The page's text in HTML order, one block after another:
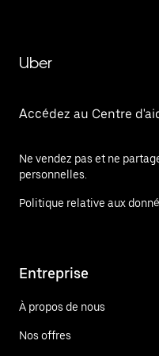
Uber
Accédez au Centre
Ne vendez pas et ne
personnelles.
Politique relative aux
Entreprise
À propos de nous
Nos offres